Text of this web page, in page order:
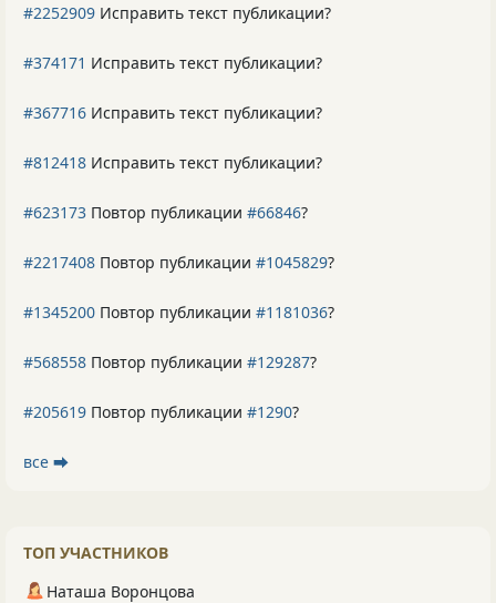
#2252909 Исправить текст публикации?
#374171 Исправить текст публикации?
#367716 Исправить текст публикации?
#812418 Исправить текст публикации?
#623173 Повтор публикации #66846?
#2217408 Повтор публикации #1045829?
#1345200 Повтор публикации #1181036?
#568558 Повтор публикации #129287?
#205619 Повтор публикации #1290?
все ⮕
ТОП УЧАСТНИКОВ
Наташа Воронцова